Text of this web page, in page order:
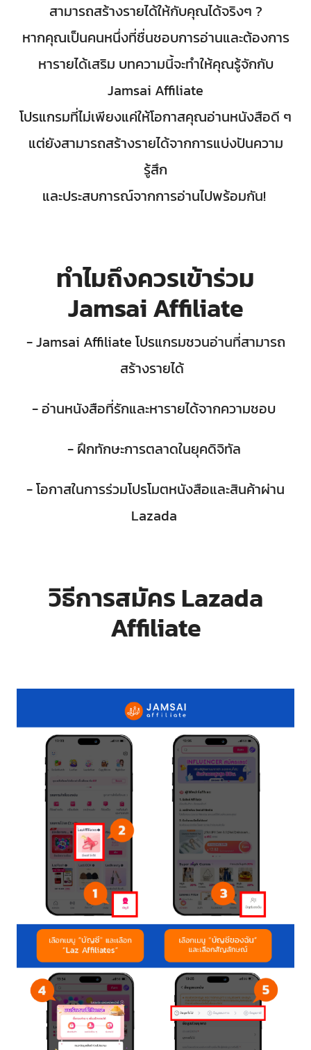
สามารถสร้างรายได้ให้กับคุณได้จริงๆ ?
หากคุณเป็นคนหนึ่งที่ชื่นชอบการอ่านและต้องการ
หารายได้เสริม บทความนี้จะทำให้คุณรู้จักกับ
Jamsai Affiliate
โปรแกรมที่ไม่เพียงแค่ให้โอกาสคุณอ่านหนังสือดี ๆ
แต่ยังสามารถสร้างรายได้จากการแบ่งปันความ
รู้สึก
และประสบการณ์จากการอ่านไปพร้อมกัน!
ทำไมถึงควรเข้าร่วม
Jamsai Affiliate
- Jamsai Affiliate โปรแกรมชวนอ่านที่สามารถ
สร้างรายได้
- อ่านหนังสือที่รักและหารายได้จากความชอบ
- ฝึกทักษะการตลาดในยุคดิจิทัล
- โอกาสในการร่วมโปรโมตหนังสือและสินค้าผ่าน
Lazada
วิธีการสมัคร Lazada
Affiliate